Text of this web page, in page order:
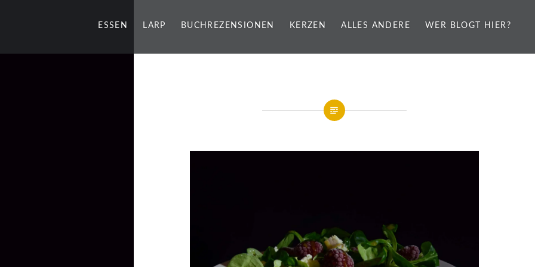
ESSEN LARP BUCHREZENSIONEN KERZEN ALLES ANDERE WER BLOGT HIER?